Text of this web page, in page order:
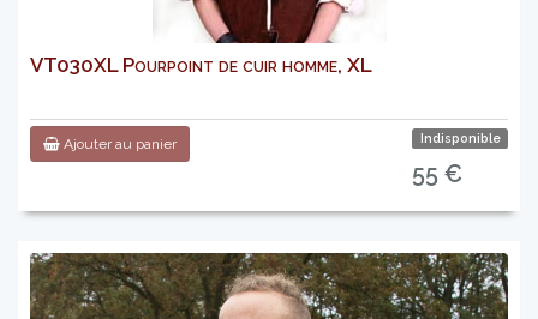
VT030XL Pourpoint de cuir homme, XL
Ajouter au panier Indisponible
55 €